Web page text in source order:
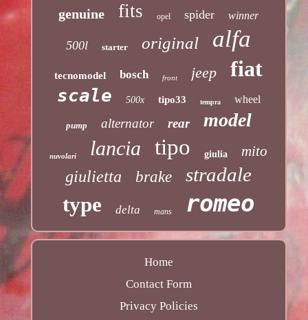
genuine fits opel spider winner
500l starter original alfa
tecnomodel bosch front jeep fiat
scale 500x tipo33 tempra wheel
pump alternator rear model
nuvolari lancia tipo giulia mito
giulietta brake stradale
type delta mans romeo
Home
Contact Form
Privacy Policies